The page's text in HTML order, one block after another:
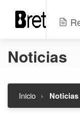
Noticias
Inicio Noticias